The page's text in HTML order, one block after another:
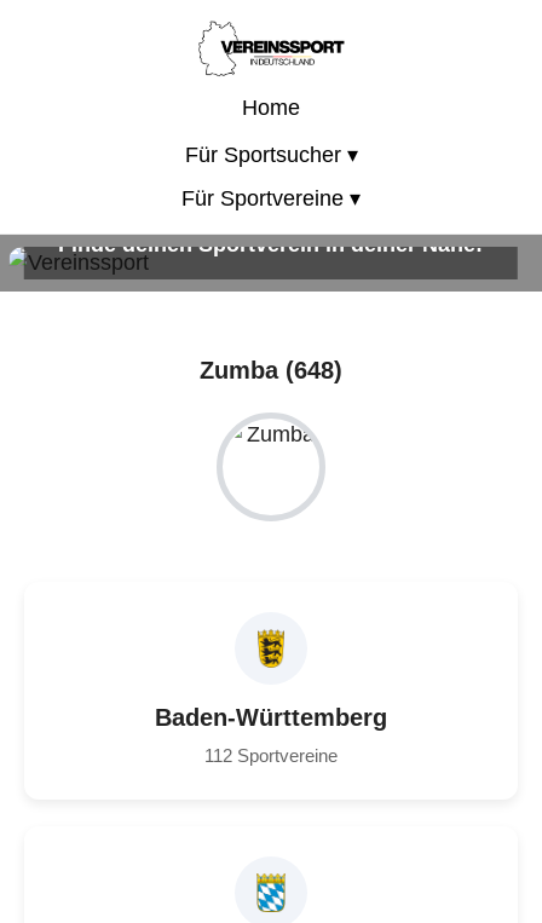
Home
Für Sportsucher ▾
Für Sportvereine ▾
Finde deinen Sportverein in deiner Nähe!
Zumba (648)
Baden-Württemberg
112 Sportvereine